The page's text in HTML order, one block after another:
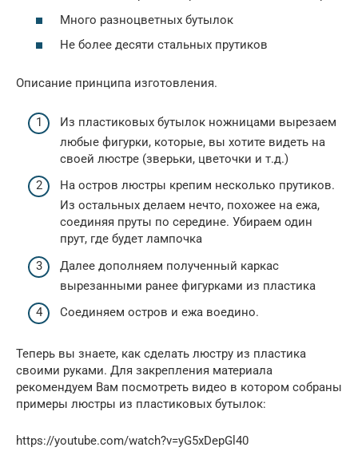
Много разноцветных бутылок
Не более десяти стальных прутиков
Описание принципа изготовления.
Из пластиковых бутылок ножницами вырезаем
любые фигурки, которые, вы хотите видеть на
своей люстре (зверьки, цветочки и т.д.)
На остров люстры крепим несколько прутиков.
Из остальных делаем нечто, похожее на ежа,
соединяя пруты по середине. Убираем один
прут, где будет лампочка
Далее дополняем полученный каркас
вырезанными ранее фигурками из пластика
Соединяем остров и ежа воедино.
Теперь вы знаете, как сделать люстру из пластика
своими руками. Для закрепления материала
рекомендуем Вам посмотреть видео в котором собраны
примеры люстры из пластиковых бутылок:
https://youtube.com/watch?v=yG5xDepGl40